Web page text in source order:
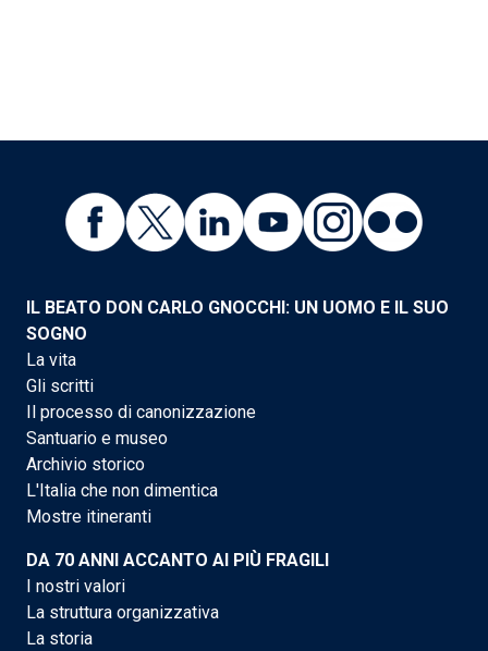
IL BEATO DON CARLO GNOCCHI: UN UOMO E IL SUO
SOGNO
La vita
Gli scritti
Il processo di canonizzazione
Santuario e museo
Archivio storico
L'Italia che non dimentica
Mostre itineranti
DA 70 ANNI ACCANTO AI PIÙ FRAGILI
I nostri valori
La struttura organizzativa
La storia